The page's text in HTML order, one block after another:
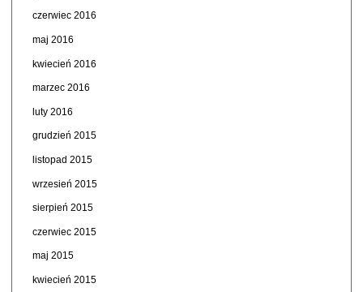
czerwiec 2016
maj 2016
kwiecień 2016
marzec 2016
luty 2016
grudzień 2015
listopad 2015
wrzesień 2015
sierpień 2015
czerwiec 2015
maj 2015
kwiecień 2015